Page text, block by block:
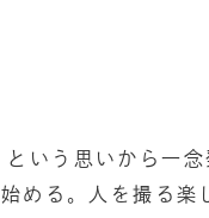
いう思いから一
める。人を撮る楽